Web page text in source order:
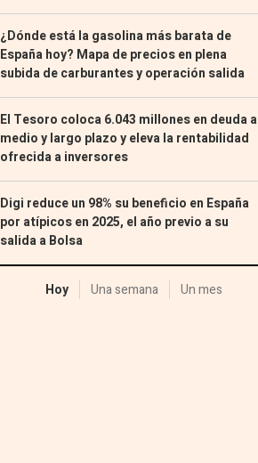
¿Dónde está la gasolina más barata de
España hoy? Mapa de precios en plena
subida de carburantes y operación salida
El Tesoro coloca 6.043 millones en deuda a
medio y largo plazo y eleva la rentabilidad
ofrecida a inversores
Digi reduce un 98% su beneficio en España
por atípicos en 2025, el año previo a su
salida a Bolsa
Hoy Una semana Un mes